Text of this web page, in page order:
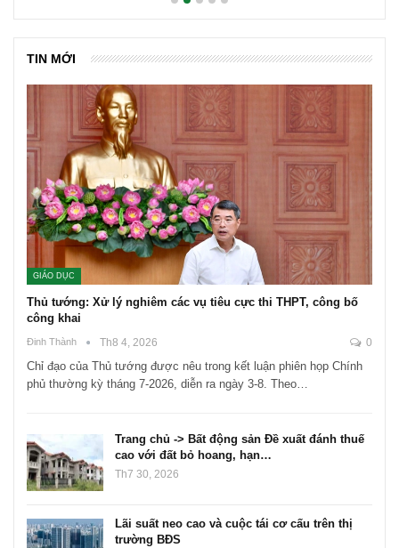
TIN MỚI
GIÁO DỤC
Thủ tướng: Xử lý nghiêm các vụ tiêu cực thi THPT, công bố
công khai
Đinh Thành Th8 4, 2026 0
Chỉ đạo của Thủ tướng được nêu trong kết luận phiên họp Chính
phủ thường kỳ tháng 7-2026, diễn ra ngày 3-8. Theo…
Trang chủ -> Bất động sản Đề xuất đánh thuế
cao với đất bỏ hoang, hạn…
Th7 30, 2026
Lãi suất neo cao và cuộc tái cơ cấu trên thị
trường BĐS